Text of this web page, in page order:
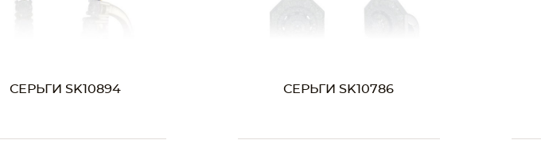
СЕРЬГИ SK10786 СЕРЬГИ SK10779